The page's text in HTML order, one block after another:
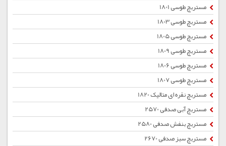
مستربچ طوسی 1801
مستربچ طوسی 1803
مستربچ طوسی 1805
مستربچ طوسی 1809
مستربچ طوسی 1806
مستربچ طوسی 1807
مستربچ نقره ای متالیک 1820
مستربچ آبی صدفی 2570
مستربچ بنفش صدفی 2580
مستربچ سبز صدفی 2670